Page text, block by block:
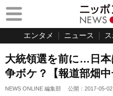
エンタメ ニュース
大統領選を前に…日
争ボケ？【報道部畑中
NEWS ONLINE 編集部 公開： 2017-05-02